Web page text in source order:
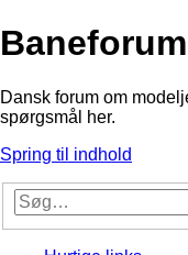
Dansk forum om
spørgsmål her.
Spring til indhold